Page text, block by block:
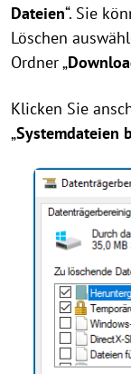
Dateien“. Sie
Löschen
Ordner „
Klicken Sie
„Systemdateien